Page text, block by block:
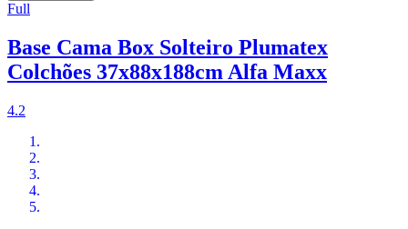
Full
Base Cama Box Solteiro Plumatex
Colchões 37x88x188cm Alfa Maxx
4.2